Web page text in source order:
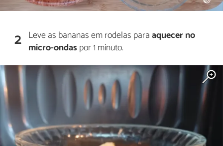
2 Leve as bananas em rodelas paraaquecer no
micro-ondas por 1 minuto.